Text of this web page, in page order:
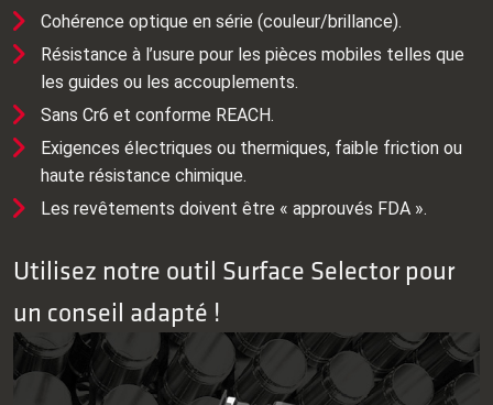
Cohérence optique en série (couleur/brillance).
Résistance à l’usure pour les pièces mobiles telles que
les guides ou les accouplements.
Sans Cr6 et conforme REACH.
Exigences électriques ou thermiques, faible friction ou
haute résistance chimique.
Les revêtements doivent être « approuvés FDA ».
Utilisez notre outil Surface Selector pour
un conseil adapté !